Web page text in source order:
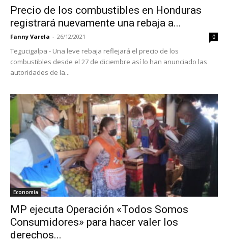
Precio de los combustibles en Honduras
registrará nuevamente una rebaja a...
Fanny Varela - 26/12/2021 0
Tegucigalpa - Una leve rebaja reflejará el precio de los
combustibles desde el 27 de diciembre así lo han anunciado las
autoridades de la...
Economía
MP ejecuta Operación «Todos Somos
Consumidores» para hacer valer los
derechos...